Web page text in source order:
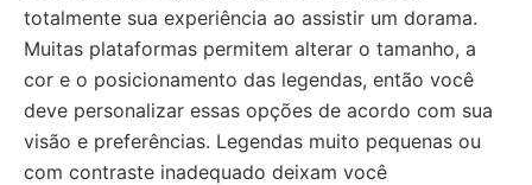
totalmente sua experiência ao assistir um dorama.
Muitas plataformas permitem alterar o tamanho, a
cor e o posicionamento das legendas, então você
deve personalizar essas opções de acordo com sua
visão e preferências. Legendas muito pequenas ou
com contraste inadequado deixam você